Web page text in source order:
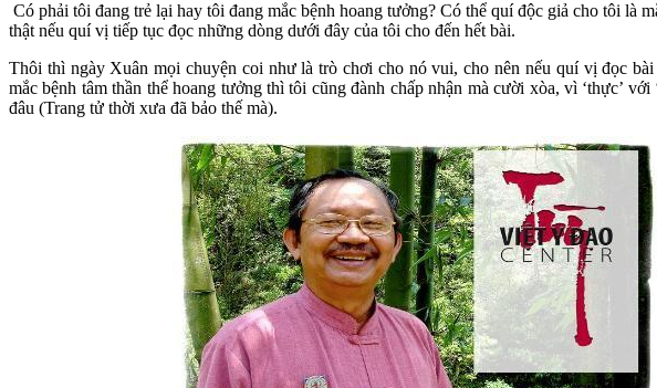
Có phải tôi đang trẻ lại hay tôi đang mắc bệnh hoang tưởng? Có thể quí độc giả cho tôi là
thật nếu quí vị tiếp tục đọc những dòng dưới đây của tôi cho đến hết bài.
Thôi thì ngày Xuân mọi chuyện coi như là trò chơi cho nó vui, cho nên nếu quí vị đọc
mắc bệnh tâm thần thể hoang tưởng thì tôi cũng đành chấp nhận mà cười xòa, vì ‘thực’ với
đâu (Trang tử thời xưa đã bảo thế mà).